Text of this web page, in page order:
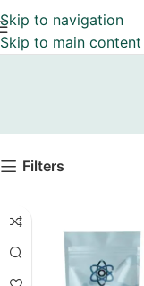
Skip to navigation
Skip to main content
Filters